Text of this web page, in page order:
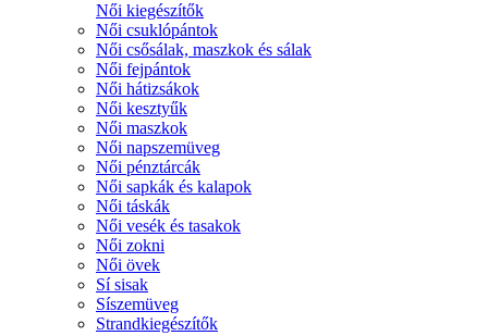
Női kiegészítők
Női csuklópántok
Női csősálak, maszkok és sálak
Női fejpántok
Női hátizsákok
Női kesztyűk
Női maszkok
Női napszemüveg
Női pénztárcák
Női sapkák és kalapok
Női táskák
Női vesék és tasakok
Női zokni
Női övek
Sí sisak
Síszemüveg
Strandkiegészítők